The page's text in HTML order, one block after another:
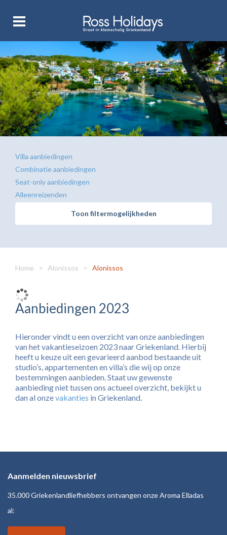
Villa aanbiedingen
Combinatie aanbiedingen
Seat-only aanbiedingen
Alleenreizenden
Toon filtermogelijkheden
Home > Alonissos > Alonissos
Aanbiedingen 2023
Hieronder vindt u een overzicht van onze aanbiedingen
van het vakantieseizoen 2023 naar Griekenland. Hierbij
heeft u keuze uit een gevarieerd aanbod bestaande uit
studio’s, appartementen en villa’s die wij op onze
bestemmingen aanbieden. Staat uw gewenste
aanbieding niet tussen ons actueel overzicht, bekijkt u
dan al onzevakanties in Griekenland.
Aanmelden nieuwsbrief
35.000 Griekenlandliefhebbers ontvangen onze Aroma Elladas
al: